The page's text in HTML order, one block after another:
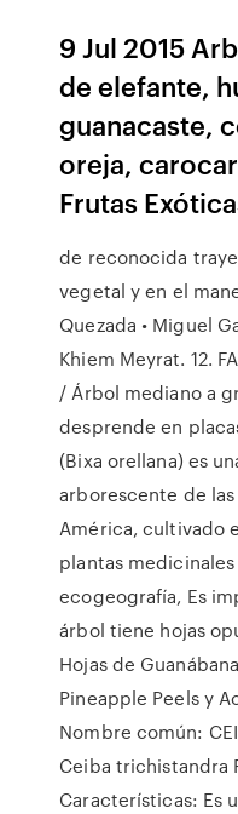
9 Jul 2015
de elefante,
guanacaste,
oreja,
Frutas
de reconocida
vegetal y en el
Quezada • Miguel
Khiem Meyrat. 12.
/ Árbol mediano a
desprende en
(Bixa orellana) es
arborescente de
América, cultivado
plantas
ecogeografía, Es
árbol tiene hojas
Hojas de
Pineapple Peels y
Nombre común:
Ceiba trichistandra
Características: Es